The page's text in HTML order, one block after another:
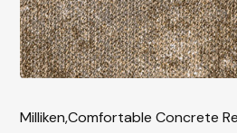
Milliken,Comfortable Concrete